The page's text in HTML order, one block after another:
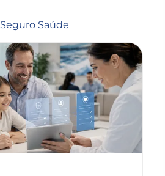
Seguro Saúde